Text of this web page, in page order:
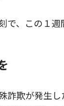
、この１週
詐欺が発生し